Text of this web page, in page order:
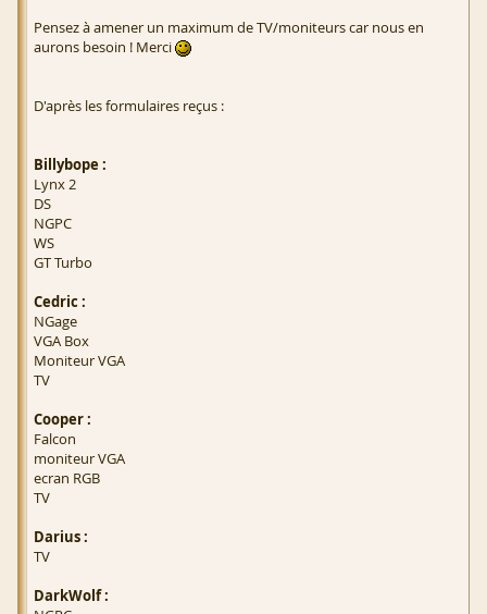
Pensez à amener un maximum de TV/moniteurs car nous en
aurons besoin ! Merci
D'après les formulaires reçus :
Billybope :
Lynx 2
DS
NGPC
WS
GT Turbo
Cedric :
NGage
VGA Box
Moniteur VGA
TV
Cooper :
Falcon
moniteur VGA
ecran RGB
TV
Darius :
TV
DarkWolf :